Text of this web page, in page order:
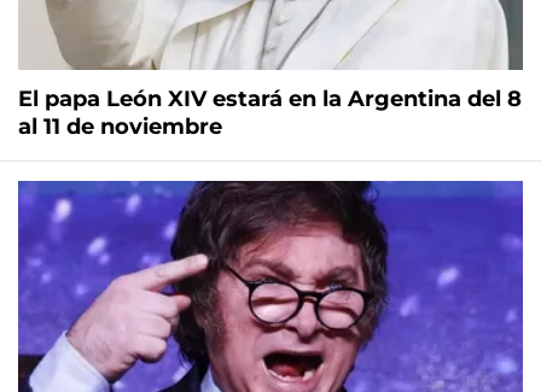
El papa León XIV estará en la Argentina del 8
al 11 de noviembre